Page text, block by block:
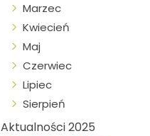
Marzec
Kwiecień
Maj
Czerwiec
Lipiec
Sierpień
Aktualności 2025